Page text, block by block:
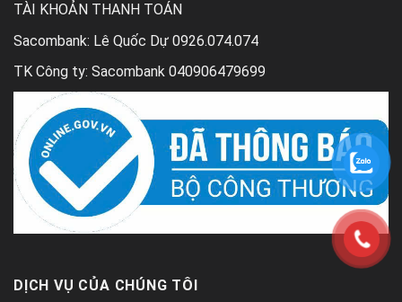
TÀI KHOẢN THANH TOÁN
Sacombank: Lê Quốc Dự 0926.074.074
TK Công ty: Sacombank 040906479699
DỊCH VỤ CỦA CHÚNG TÔI